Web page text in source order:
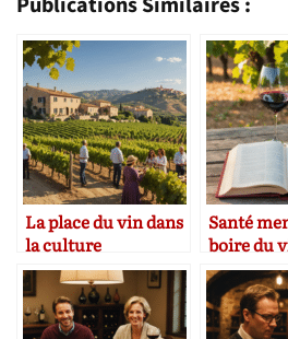
La place du vin dans
la culture
méditerranéenne et
ses effets sur le bien-
être
Santé
boire du
être